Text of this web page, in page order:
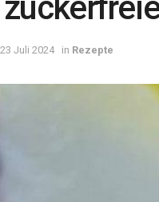
23 Juli 2024 in Rezepte